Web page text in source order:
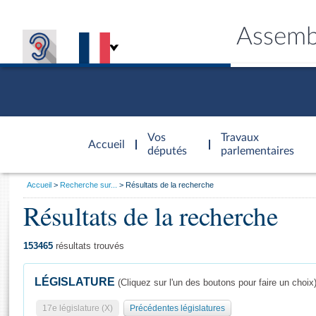
Accueil
d'accueil
Vos
députés
Travaux
parlementaires
Général
Vous
Accueil Recherche sur... Résultats de la recherche
Résultats de la recherche
153465 résultats trouvés
LÉGISLATURE (Cliquez sur l'un des boutons pour faire un choix)
17e législature (X) Précédentes législatures